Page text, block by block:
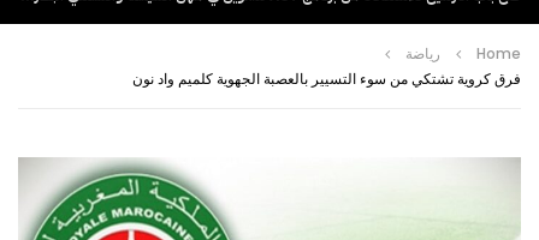
Home
رياضة
فرق كروية تشتكي من سوء التسيير بالعصبة الجهوية كلميم واد نون